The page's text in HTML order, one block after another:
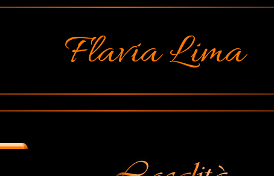
Flavia Lima